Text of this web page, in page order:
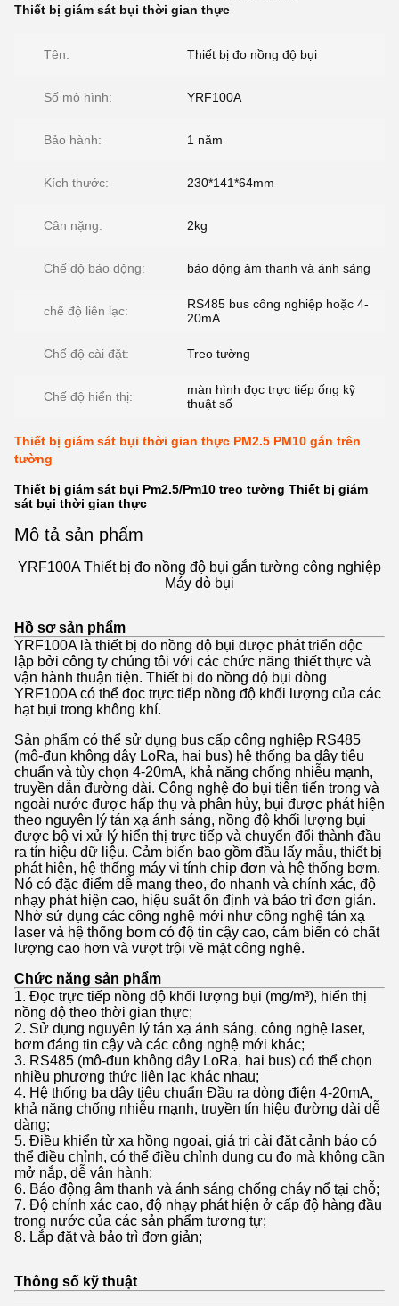
Thiết bị giám sát bụi thời gian thực
Tên: Thiết bị đo nồng độ bụi
Số mô hình: YRF100A
Bảo hành: 1 năm
Kích thước: 230*141*64mm
Cân nặng: 2kg
Chế độ báo động: báo động âm thanh và ánh sáng
chế độ liên lạc:
RS485 bus công nghiệp hoặc 4-
20mA
Chế độ cài đặt: Treo tường
Chế độ hiển thị:
màn hình đọc trực tiếp ống kỹ
thuật số
Thiết bị giám sát bụi thời gian thực PM2.5 PM10 gắn trên
tường
Thiết bị giám sát bụi Pm2.5/Pm10 treo tường Thiết bị giám
sát bụi thời gian thực
Mô tả sản phẩm
YRF100A Thiết bị đo nồng độ bụi gắn tường công nghiệp
Máy dò bụi
Hồ sơ sản phẩm
YRF100A là thiết bị đo nồng độ bụi được phát triển độc
lập bởi công ty chúng tôi với các chức năng thiết thực và
vận hành thuận tiện. Thiết bị đo nồng độ bụi dòng
YRF100A có thể đọc trực tiếp nồng độ khối lượng của các
hạt bụi trong không khí.
Sản phẩm có thể sử dụng bus cấp công nghiệp RS485
(mô-đun không dây LoRa, hai bus) hệ thống ba dây tiêu
chuẩn và tùy chọn 4-20mA, khả năng chống nhiễu mạnh,
truyền dẫn đường dài. Công nghệ đo bụi tiên tiến trong và
ngoài nước được hấp thụ và phân hủy, bụi được phát hiện
theo nguyên lý tán xạ ánh sáng, nồng độ khối lượng bụi
được bộ vi xử lý hiển thị trực tiếp và chuyển đổi thành đầu
ra tín hiệu dữ liệu. Cảm biến bao gồm đầu lấy mẫu, thiết bị
phát hiện, hệ thống máy vi tính chip đơn và hệ thống bơm.
Nó có đặc điểm dễ mang theo, đo nhanh và chính xác, độ
nhạy phát hiện cao, hiệu suất ổn định và bảo trì đơn giản.
Nhờ sử dụng các công nghệ mới như công nghệ tán xạ
laser và hệ thống bơm có độ tin cậy cao, cảm biến có chất
lượng cao hơn và vượt trội về mặt công nghệ.
Chức năng sản phẩm
1. Đọc trực tiếp nồng độ khối lượng bụi (mg/m³), hiển thị
nồng độ theo thời gian thực;
2. Sử dụng nguyên lý tán xạ ánh sáng, công nghệ laser,
bơm đáng tin cậy và các công nghệ mới khác;
3. RS485 (mô-đun không dây LoRa, hai bus) có thể chọn
nhiều phương thức liên lạc khác nhau;
4. Hệ thống ba dây tiêu chuẩn Đầu ra dòng điện 4-20mA,
khả năng chống nhiễu mạnh, truyền tín hiệu đường dài dễ
dàng;
5. Điều khiển từ xa hồng ngoại, giá trị cài đặt cảnh báo có
thể điều chỉnh, có thể điều chỉnh dụng cụ đo mà không cần
mở nắp, dễ vận hành;
6. Báo động âm thanh và ánh sáng chống cháy nổ tại chỗ;
7. Độ chính xác cao, độ nhạy phát hiện ở cấp độ hàng đầu
trong nước của các sản phẩm tương tự;
8. Lắp đặt và bảo trì đơn giản;
Thông số kỹ thuật